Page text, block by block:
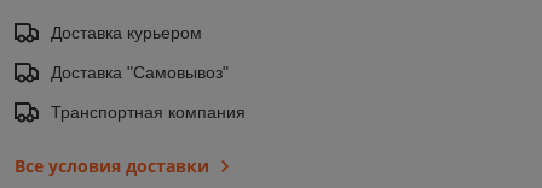
Доставка курьером
Доставка "Самовывоз"
Транспортная компания
Все условия доставки